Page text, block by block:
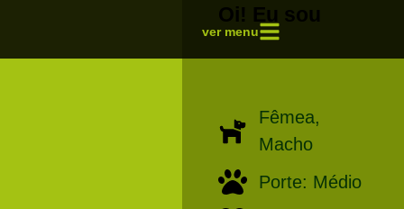
ver menu
Oi! Eu sou
Fêmea,
Macho
Porte: Médio